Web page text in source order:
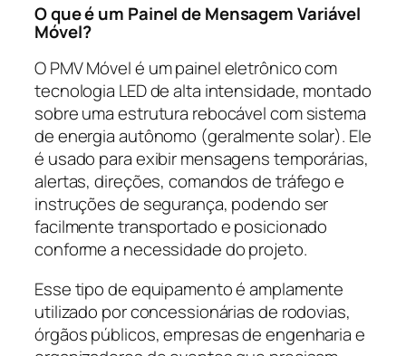
O que é um Painel de Mensagem Variável
Móvel?
O PMV Móvel é um painel eletrônico com
tecnologia LED de alta intensidade, montado
sobre uma estrutura rebocável com sistema
de energia autônomo (geralmente solar). Ele
é usado para exibir mensagens temporárias,
alertas, direções, comandos de tráfego e
instruções de segurança, podendo ser
facilmente transportado e posicionado
conforme a necessidade do projeto.
Esse tipo de equipamento é amplamente
utilizado por concessionárias de rodovias,
órgãos públicos, empresas de engenharia e